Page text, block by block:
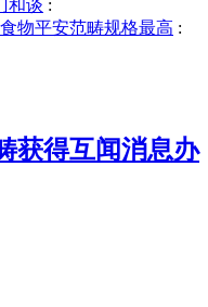
和谈 :
物平安范畴规格最高 :
获得互闻消息办